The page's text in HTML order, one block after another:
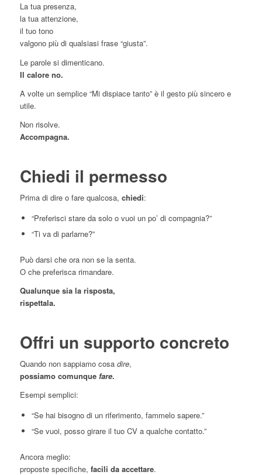
La tua presenza,
la tua attenzione,
il tuo tono
valgono più di qualsiasi frase “giusta”.
Le parole si dimenticano.
Il calore no.
A volte un semplice “Mi dispiace tanto” è il gesto più sincero e
utile.
Non risolve.
Accompagna.
Chiedi il permesso
Prima di dire o fare qualcosa, chiedi:
“Preferisci stare da solo o vuoi un po’ di compagnia?”
“Ti va di parlarne?”
Può darsi che ora non se la senta.
O che preferisca rimandare.
Qualunque sia la risposta,
rispettala.
Offri un supporto concreto
Quando non sappiamo cosa dire,
possiamo comunque fare.
Esempi semplici:
“Se hai bisogno di un riferimento, fammelo sapere.”
“Se vuoi, posso girare il tuo CV a qualche contatto.”
Ancora meglio:
proposte specifiche, facili da accettare.